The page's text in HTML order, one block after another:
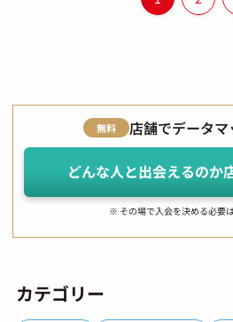
無料 店舗でデータ
どんな人と出会えるのか
※ その場で入会を決める必要
カテゴリー